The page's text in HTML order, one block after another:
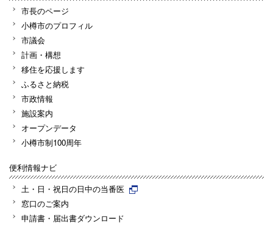
市長のページ
小樽市のプロフィル
市議会
計画・構想
移住を応援します
ふるさと納税
市政情報
施設案内
オープンデータ
小樽市制100周年
便利情報ナビ
土・日・祝日の日中の当番医
窓口のご案内
申請書・届出書ダウンロード